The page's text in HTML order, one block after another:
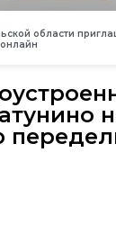
области